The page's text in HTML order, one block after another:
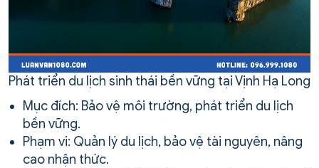
Phát triển du lịch sinh thái bền vững tại Vịnh Hạ Long
Mục đích: Bảo vệ môi trường, phát triển du lịch
bền vững.
Phạm vi: Quản lý du lịch, bảo vệ tài nguyên, nâng
cao nhận thức.